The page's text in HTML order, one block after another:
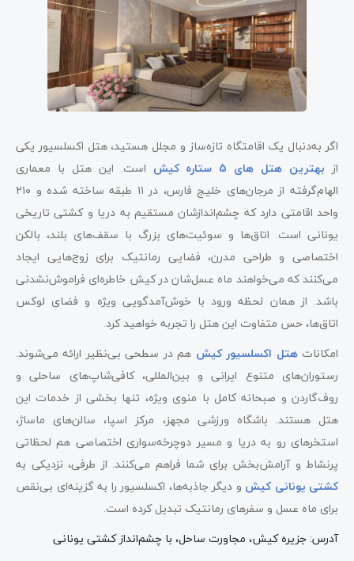
اگر به‌دنبال یک اقامتگاه تازه‌ساز و مجلل هستید، هتل اکسلسیور یکی
از بهترین هتل‌ های 5 ستاره کیش
است. این هتل با معماری
الهام‌گرفته از مرجان‌های خلیج فارس، در ۱۱ طبقه ساخته شده و ۲۱۰
واحد اقامتی دارد که چشم‌اندازشان مستقیم به دریا و کشتی تاریخی
یونانی است. اتاق‌ها و سوئیت‌های بزرگ با سقف‌های بلند، بالکن
اختصاصی و طراحی مدرن، فضایی رمانتیک برای زوج‌هایی ایجاد
می‌کنند که می‌خواهند ماه عسل‌شان در کیش خاطره‌ای فراموش‌نشدنی
باشد. از همان لحظه ورود با خوش‌آمدگویی ویژه و فضای لوکس
اتاق‌ها، حس متفاوت این هتل را تجربه خواهید کرد.
امکاناتهتل اکسلسیور کیش هم در سطحی بی‌نظیر ارائه می‌شوند.
رستوران‌های متنوع ایرانی و بین‌المللی، کافی‌شاپ‌های ساحلی و
روف‌گاردن و صبحانه کامل با منوی ویژه، تنها بخشی از خدمات این
هتل هستند. باشگاه ورزشی مجهز، مرکز اسپا، سالن‌های ماساژ،
استخرهای رو به دریا و مسیر دوچرخه‌سواری اختصاصی هم لحظاتی
پرنشاط و آرامش‌بخش برای شما فراهم می‌کنند. از طرفی، نزدیکی به
کشتی یونانی کیش و دیگر جاذبه‌ها، اکسلسیور را به گزینه‌ای بی‌نقص
برای ماه عسل و سفرهای رمانتیک تبدیل کرده است.
آدرس: جزیره کیش، مجاورت ساحل، با چشم‌انداز کشتی یونانی